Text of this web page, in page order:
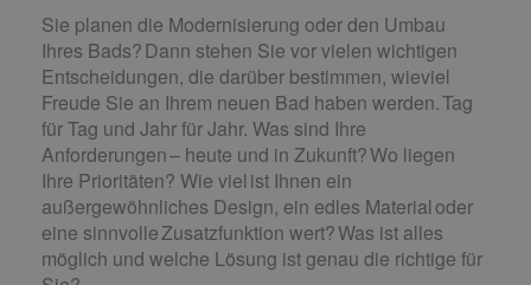
Sie planen die Modernisierung oder den Umbau
Ihres Bads? Dann stehen Sie vor vielen wichtigen
Entscheidungen, die darüber bestimmen, wieviel
Freude Sie an Ihrem neuen Bad haben werden. Tag
für Tag und Jahr für Jahr. Was sind Ihre
Anforderungen – heute und in Zukunft? Wo liegen
Ihre Prioritäten? Wie viel ist Ihnen ein
außergewöhnliches Design, ein edles Material oder
eine sinnvolle Zusatzfunktion wert? Was ist alles
möglich und welche Lösung ist genau die richtige für